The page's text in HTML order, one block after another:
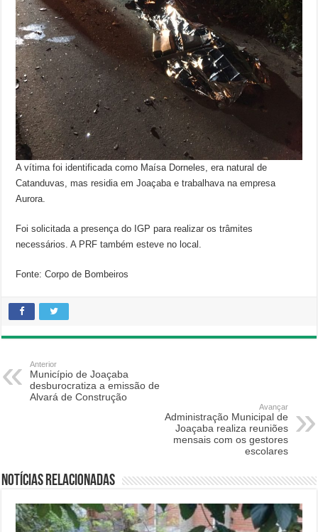
A vítima foi identificada como Maísa Dorneles, era natural de
Catanduvas, mas residia em Joaçaba e trabalhava na empresa
Aurora.
Foi solicitada a presença do IGP para realizar os trâmites
necessários. A PRF também esteve no local.
Fonte: Corpo de Bombeiros
Anterior
Município de Joaçaba
desburocratiza a emissão de
Alvará de Construção
Avançar
Administração Municipal de
Joaçaba realiza reuniões
mensais com os gestores
escolares
Notícias relacionadas